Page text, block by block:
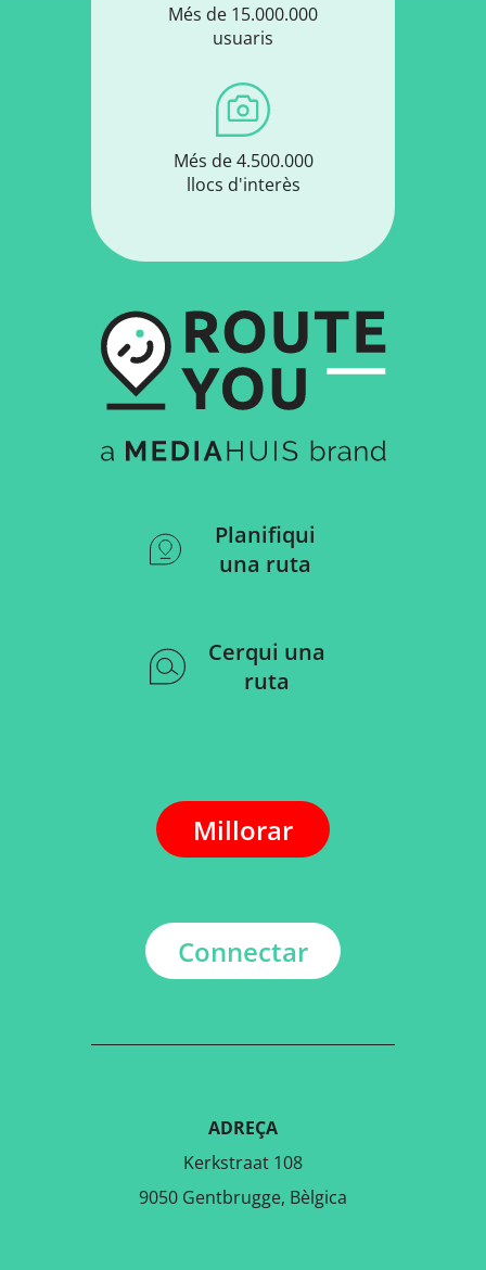
Més de 15.000.000
usuaris
Més de 4.500.000
llocs d'interès
Planifiqui
una ruta
Cerqui una
ruta
Millorar
Connectar
ADREÇA
Kerkstraat 108
9050 Gentbrugge, Bèlgica